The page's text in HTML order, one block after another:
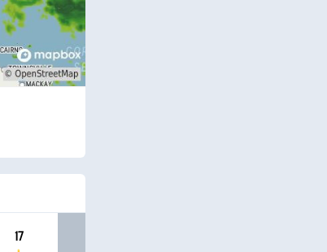
17